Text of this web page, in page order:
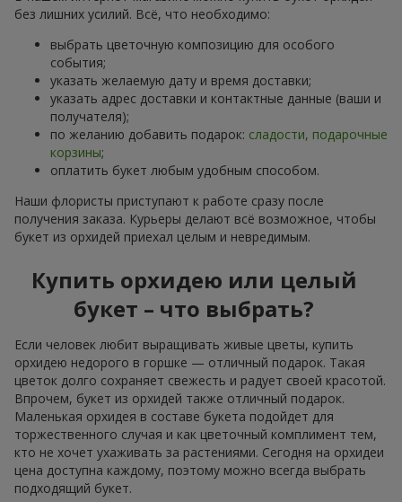
без лишних усилий. Всё, что необходимо:
выбрать цветочную композицию для особого
события;
указать желаемую дату и время доставки;
указать адрес доставки и контактные данные (ваши и
получателя);
по желанию добавить подарок: сладости, подарочные
корзины;
оплатить букет любым удобным способом.
Наши флористы приступают к работе сразу после
получения заказа. Курьеры делают всё возможное, чтобы
букет из орхидей приехал целым и невредимым.
Купить орхидею или целый
букет – что выбрать?
Если человек любит выращивать живые цветы, купить
орхидею недорого в горшке — отличный подарок. Такая
цветок долго сохраняет свежесть и радует своей красотой.
Впрочем, букет из орхидей также отличный подарок.
Маленькая орхидея в составе букета подойдет для
торжественного случая и как цветочный комплимент тем,
кто не хочет ухаживать за растениями. Сегодня на орхидеи
цена доступна каждому, поэтому можно всегда выбрать
подходящий букет.